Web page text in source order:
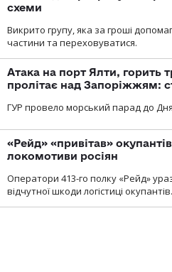
схеми
Викрито групу, яка за гроші
частини та переховуватися.
Атака на порт Ялти, горить
пролітає над Запоріжжям:
ГУР провело морський парад до
«Рейд» «привітав»
локомотиви росіян
Оператори 413-го полку «Рейд»
відчутної шкоди логістиці окупантів.